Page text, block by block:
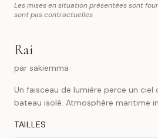
Les mises en situation présentées sont
sont pas contractuelles.
Rai
par sakiemma
Un faisceau de lumière perce un ciel
bateau isolé. Atmosphère maritime
TAILLES